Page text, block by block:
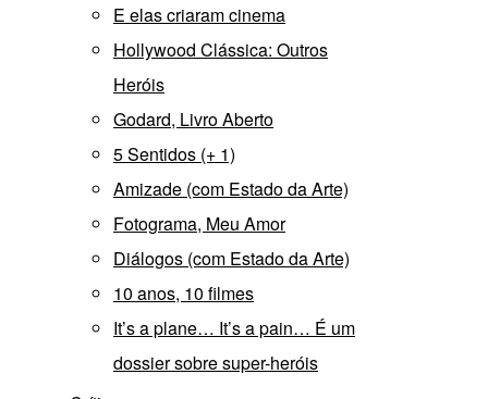
E elas criaram cinema
Hollywood Clássica: Outros
Heróis
Godard, Livro Aberto
5 Sentidos (+ 1)
Amizade (com Estado da Arte)
Fotograma, Meu Amor
Diálogos (com Estado da Arte)
10 anos, 10 filmes
It’s a plane… It’s a pain… É um
dossier sobre super-heróis